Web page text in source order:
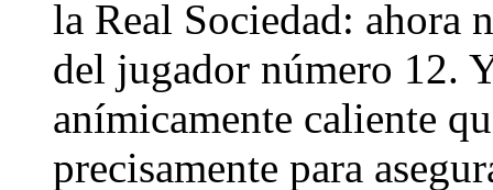
la Real Sociedad: ahora
del jugador número 12.
anímicamente caliente
precisamente para